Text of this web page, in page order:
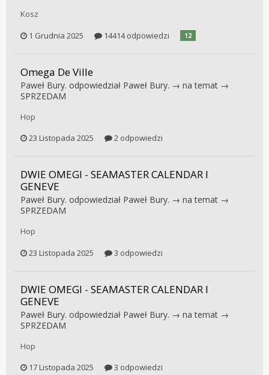
Kosz
1 Grudnia 2025
14414 odpowiedzi 12
Omega De Ville
Paweł Bury. odpowiedział Paweł Bury. → na temat →
SPRZEDAM
Hop
23 Listopada 2025
2 odpowiedzi
DWIE OMEGI - SEAMASTER CALENDAR I
GENEVE
Paweł Bury. odpowiedział Paweł Bury. → na temat →
SPRZEDAM
Hop
23 Listopada 2025
3 odpowiedzi
DWIE OMEGI - SEAMASTER CALENDAR I
GENEVE
Paweł Bury. odpowiedział Paweł Bury. → na temat →
SPRZEDAM
Hop
17 Listopada 2025
3 odpowiedzi